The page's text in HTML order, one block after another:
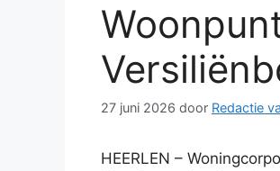
27 juni 2026 door Redactie
HEERLEN –